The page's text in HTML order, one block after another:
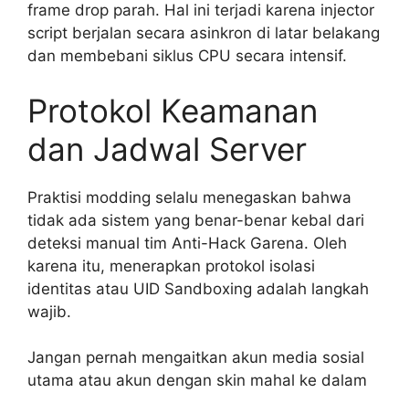
frame drop parah. Hal ini terjadi karena injector
script berjalan secara asinkron di latar belakang
dan membebani siklus CPU secara intensif.
Protokol Keamanan
dan Jadwal Server
Praktisi modding selalu menegaskan bahwa
tidak ada sistem yang benar-benar kebal dari
deteksi manual tim Anti-Hack Garena. Oleh
karena itu, menerapkan protokol isolasi
identitas atau UID Sandboxing adalah langkah
wajib.
Jangan pernah mengaitkan akun media sosial
utama atau akun dengan skin mahal ke dalam